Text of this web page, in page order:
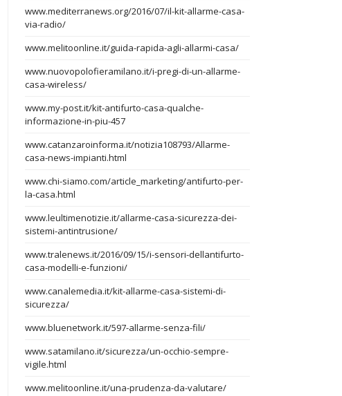
www.mediterranews.org/2016/07/il-kit-allarme-casa-
via-radio/
www.melitoonline.it/guida-rapida-agli-allarmi-casa/
www.nuovopolofieramilano.it/i-pregi-di-un-allarme-
casa-wireless/
www.my-post.it/kit-antifurto-casa-qualche-
informazione-in-piu-457
www.catanzaroinforma.it/notizia108793/Allarme-
casa-news-impianti.html
www.chi-siamo.com/article_marketing/antifurto-per-
la-casa.html
www.leultimenotizie.it/allarme-casa-sicurezza-dei-
sistemi-antintrusione/
www.tralenews.it/2016/09/15/i-sensori-dellantifurto-
casa-modelli-e-funzioni/
www.canalemedia.it/kit-allarme-casa-sistemi-di-
sicurezza/
www.bluenetwork.it/597-allarme-senza-fili/
www.satamilano.it/sicurezza/un-occhio-sempre-
vigile.html
www.melitoonline.it/una-prudenza-da-valutare/